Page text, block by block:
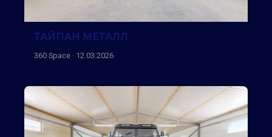
ТАЙПАН МЕТАЛЛ
360 Space · 12.03.2026